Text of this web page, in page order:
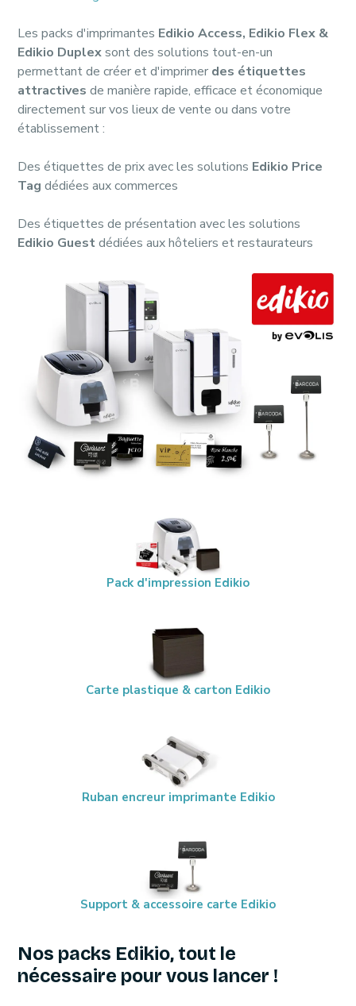
Les packs d'imprimantes Edikio Access, Edikio Flex &
Edikio Duplexsont des solutions tout-en-un
permettant de créer et d'imprimer des étiquettes
attractives de manière rapide, efficace et économique
directement sur vos lieux de vente ou dans votre
établissement :
Des étiquettes de prix avec les solutions Edikio Price
Tag dédiées aux commerces
Des étiquettes de présentation avec les solutions
Edikio Guestdédiées aux hôteliers et restaurateurs
Pack d'impression Edikio
Carte plastique & carton Edikio
Ruban encreur imprimante Edikio
Support & accessoire carte Edikio
Nos packs Edikio, tout le
nécessaire pour vous lancer !